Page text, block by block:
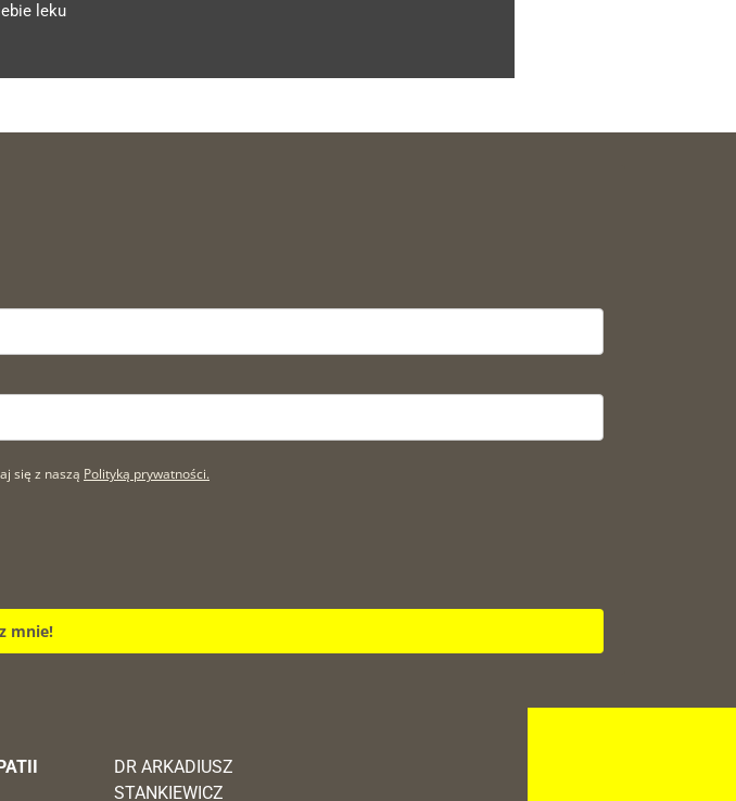
leku
się z naszą Polityką prywatności.
mnie!
DR ARKADIUSZ
STANKIEWICZ